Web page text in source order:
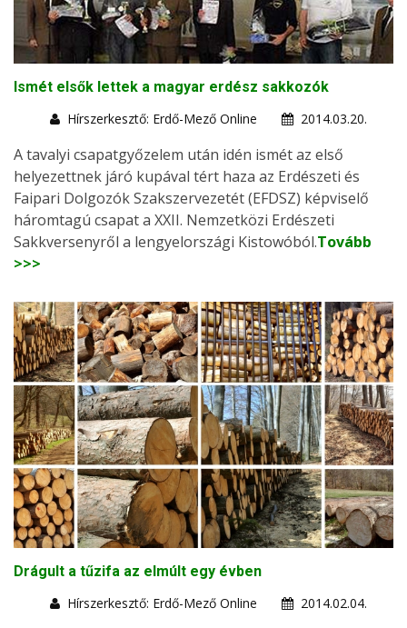
Ismét elsők lettek a magyar erdész sakkozók
Hírszerkesztő: Erdő-Mező Online
2014.03.20.
A tavalyi csapatgyőzelem után idén ismét az első
helyezettnek járó kupával tért haza az Erdészeti és
Faipari Dolgozók Szakszervezetét (EFDSZ) képviselő
háromtagú csapat a XXII. Nemzetközi Erdészeti
Sakkversenyről a lengyelországi Kistowóból.Tovább
>>>
Drágult a tűzifa az elmúlt egy évben
Hírszerkesztő: Erdő-Mező Online
2014.02.04.